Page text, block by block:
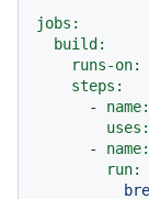
jobs:
build:
runs-on:
steps:
-
name:
uses:
-
name:
run: